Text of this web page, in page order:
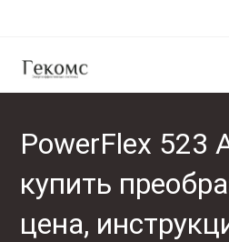
PowerFlex 523
купить
цена,